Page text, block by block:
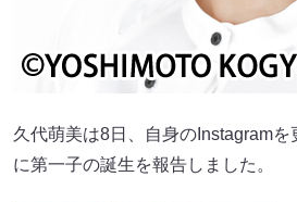
久代萌美は8日、自身のInstagram
に第一子の誕生を報告しました。